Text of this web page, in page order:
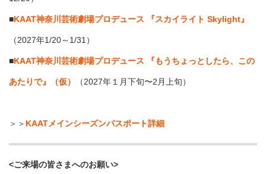
■KAAT神奈川芸術劇場プロデュース 『スカイライト Skylight』
（2027年1/20～1/31）
■KAAT神奈川芸術劇場プロデュース 『もうちょっとしたら、この
あたりで』（仮） （2027年１月下旬〜2月上旬）
＞＞ KAATメインシーズンパスポート詳細
<ご来場の皆さまへのお願い>